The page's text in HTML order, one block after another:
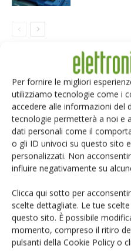
Per fornire le migliori
utilizziamo tecnologie come i
accedere alle informazioni del
tecnologie permetterà a noi e
dati personali come il
o gli ID univoci su questo sito
personalizzati. Non
influire negativamente su
Clicca qui sotto per
scelte dettagliate. Le tue
questo sito. È possibile
momento, compreso il ritiro
pulsanti della Cookie Policy o
LASCIA UN COMMENTO